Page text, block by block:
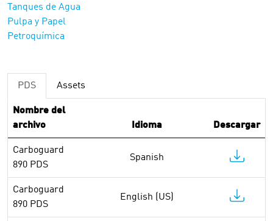
Tanques de Agua
Pulpa y Papel
Petroquímica
PDS Assets
Nombre del
archivo
Idioma Descargar
Carboguard
890 PDS
Spanish
Carboguard
890 PDS
English (US)